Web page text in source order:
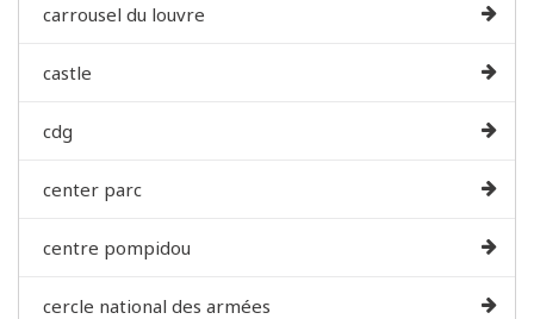
carrousel du louvre
castle
cdg
center parc
centre pompidou
cercle national des armées